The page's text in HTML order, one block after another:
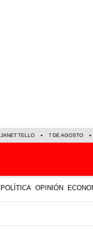
JANET TELLO 7 DE AGOSTO
POLÍTICA OPINIÓN